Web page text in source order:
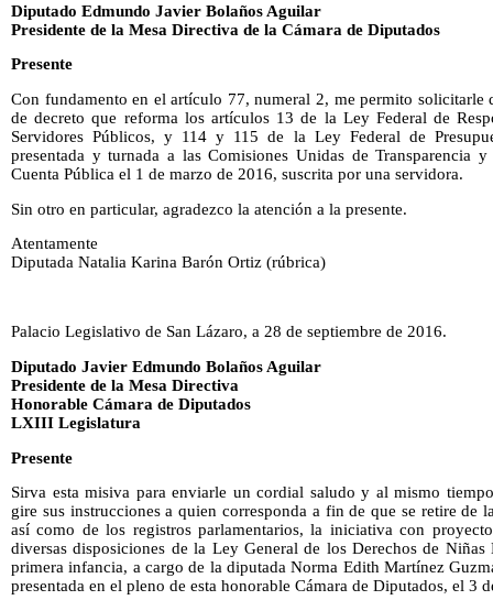
Diputado Edmundo Javier Bolaños Aguilar
Presidente de la Mesa Directiva de la Cámara de Diputados
Presente
Con fundamento en el artículo 77, numeral 2, me permito solicitarle
de decreto que reforma los artículos 13 de la Ley Federal de
Servidores Públicos, y 114 y 115 de la Ley Federal de
presentada y turnada a las Comisiones Unidas de Transparencia
Cuenta Pública el 1 de marzo de 2016, suscrita por una servidora.
Sin otro en particular, agradezco la atención a la presente.
Atentamente
Diputada Natalia Karina Barón Ortiz (rúbrica)
Palacio Legislativo de San Lázaro, a 28 de septiembre de 2016.
Diputado Javier Edmundo Bolaños Aguilar
Presidente de la Mesa Directiva
Honorable Cámara de Diputados
LXIII Legislatura
Presente
Sirva esta misiva para enviarle un cordial saludo y al mismo
gire sus instrucciones a quien corresponda a fin de que se retire de
así como de los registros parlamentarios, la iniciativa con
diversas disposiciones de la Ley General de los Derechos de
primera infancia, a cargo de la diputada Norma Edith Martínez
presentada en el pleno de esta honorable Cámara de Diputados, el 3